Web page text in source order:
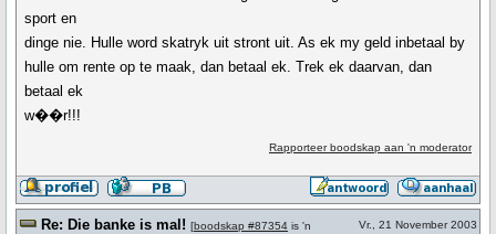
sport en
dinge nie. Hulle word skatryk uit stront uit. As ek my geld inbetaal by
hulle om rente op te maak, dan betaal ek. Trek ek daarvan, dan
betaal ek
w��r!!!
Rapporteer boodskap aan 'n moderator
Re: Die banke is mal! [boodskap #87354 is 'n
Vr., 21 November 2003